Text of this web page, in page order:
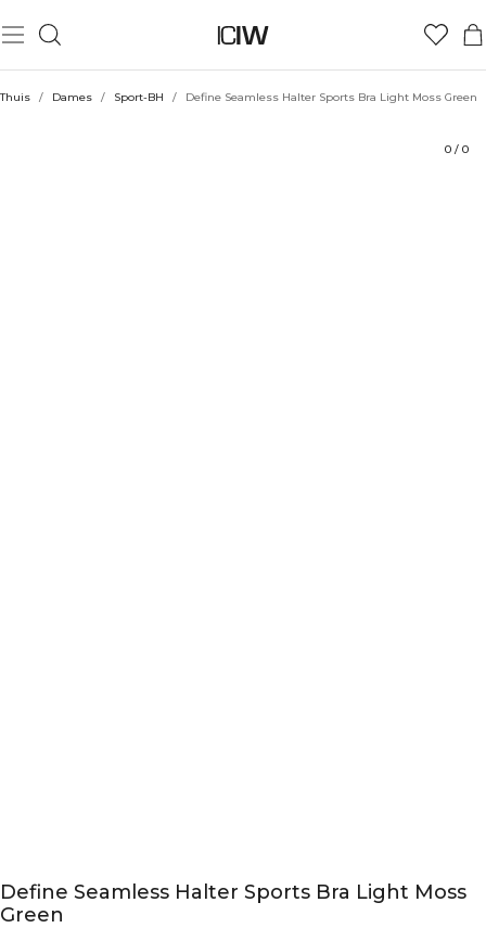
Thuis / Dames / Sport-BH / Define Seamless Halter Sports Bra Light Moss Green
0 / 0
Define Seamless Halter Sports Bra Light Moss
Green